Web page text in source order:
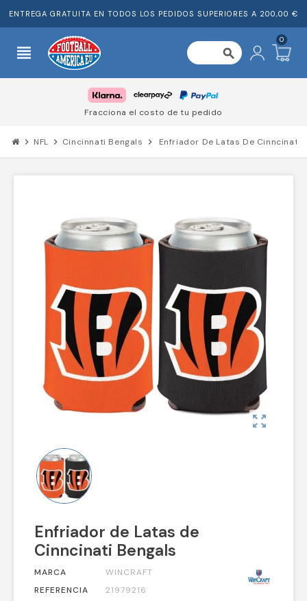
ENTREGA GRATUITA EN TODOS LOS PEDIDOS SUPERIORES A 200,00 €
view_headline search
0
Fracciona el costo de tu pedido
chevron_right NFL chevron_right Cincinnati Bengals chevron_right Enfriador De Latas De Cinncinati
zoom_out_map
Enfriador de Latas de
Cinncinati Bengals
MARCA
WINCRAFT
REFERENCIA
21979216